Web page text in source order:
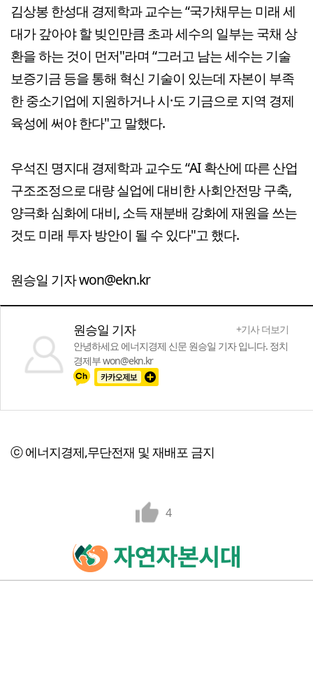
김상봉 한성대 경제학과 교수는 “국가채무는 미래 세
대가 갚아야 할 빚인만큼 초과 세수의 일부는 국채 상
환을 하는 것이 먼저"라며 “그러고 남는 세수는 기술
보증기금 등을 통해 혁신 기술이 있는데 자본이 부족
한 중소기업에 지원하거나 시·도 기금으로 지역 경제
육성에 써야 한다"고 말했다.
우석진 명지대 경제학과 교수도 “AI 확산에 따른 산업
구조조정으로 대량 실업에 대비한 사회안전망 구축,
양극화 심화에 대비, 소득 재분배 강화에 재원을 쓰는
것도 미래 투자 방안이 될 수 있다"고 했다.
원승일 기자 won@ekn.kr
원승일 기자
+기사 더보기
안녕하세요 에너지경제 신문 원승일 기자 입니다. 정치
경제부 won@ekn.kr
ⓒ 에너지경제,무단전재 및 재배포 금지
4